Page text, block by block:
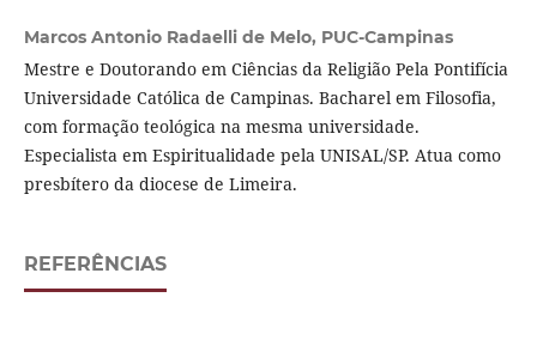
Marcos Antonio Radaelli de Melo, PUC-Campinas
Mestre e Doutorando em Ciências da Religião Pela Pontifícia
Universidade Católica de Campinas. Bacharel em Filosofia,
com formação teológica na mesma universidade.
Especialista em Espiritualidade pela UNISAL/SP. Atua como
presbítero da diocese de Limeira.
REFERÊNCIAS